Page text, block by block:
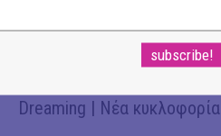
Dreaming | Νέα κυκλοφορία